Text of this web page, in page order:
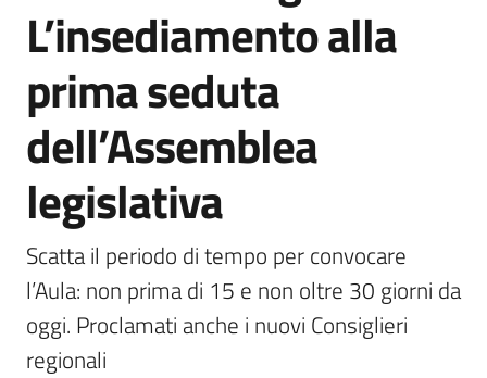
L’insediamento alla
prima seduta
dell’Assemblea
legislativa
Scatta il periodo di tempo per convocare
l’Aula: non prima di 15 e non oltre 30 giorni da
oggi. Proclamati anche i nuovi Consiglieri
regionali